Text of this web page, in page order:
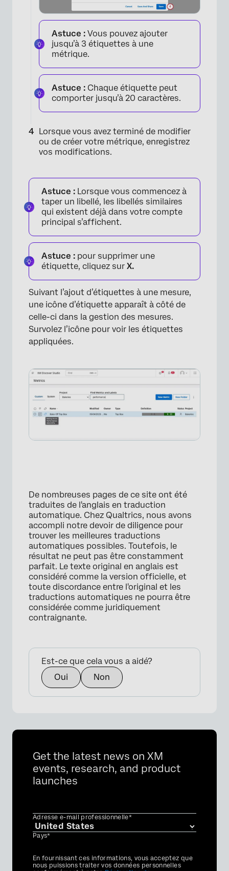
×
Astuce : Vous pouvez ajouter
jusqu’à 3 étiquettes à une
métrique.
Astuce : Chaque étiquette peut
comporter jusqu’à 20 caractères.
Lorsque vous avez terminé de modifier
ou de créer votre métrique, enregistrez
vos modifications.
Astuce : Lorsque vous commencez à
taper un libellé, les libellés similaires
qui existent déjà dans votre compte
principal s’affichent.
Astuce : pour supprimer une
étiquette, cliquez sur X.
Suivant l’ajout d’étiquettes à une mesure,
une icône d’étiquette apparaît à côté de
celle-ci dans la gestion des mesures.
Survolez l’icône pour voir les étiquettes
appliquées.
×
De nombreuses pages de ce site ont été
traduites de l'anglais en traduction
automatique. Chez Qualtrics, nous avons
accompli notre devoir de diligence pour
trouver les meilleures traductions
automatiques possibles. Toutefois, le
résultat ne peut pas être constamment
parfait. Le texte original en anglais est
considéré comme la version officielle, et
toute discordance entre l'original et les
traductions automatiques ne pourra être
considérée comme juridiquement
contraignante.
Est-ce que cela vous a aidé?
Oui
Non
Get the latest news on XM
events, research, and product
launches
Adresse e-mail professionnelle*
Pays*
Privacy
Optin
En fournissant ces informations, vous acceptez que
nous puissions traiter vos données personnelles